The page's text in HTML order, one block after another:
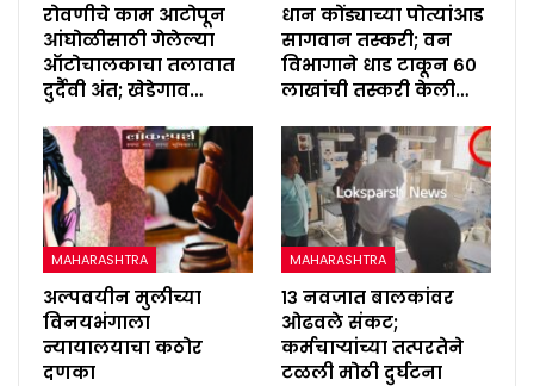
रोवणीचे काम आटोपून
आंघोळीसाठी गेलेल्या
ऑटोचालकाचा तलावात
दुर्दैवी अंत; खेडेगाव…
धान कोंड्याच्या पोत्यांआड
सागवान तस्करी; वन
विभागाने धाड टाकून ६०
लाखांची तस्करी केली…
MAHARASHTRA
अल्पवयीन मुलीच्या
विनयभंगाला
न्यायालयाचा कठोर
दणका
MAHARASHTRA
१३ नवजात बालकांवर
ओढवले संकट;
कर्मचाऱ्यांच्या तत्परतेने
टळली मोठी दुर्घटना